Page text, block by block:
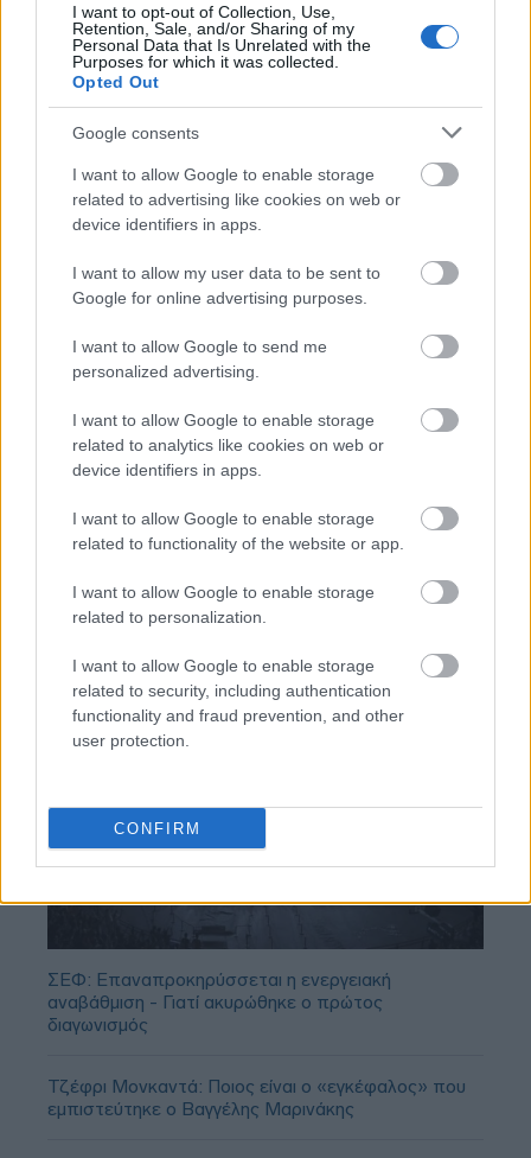
I want to opt-out of Collection, Use,
Retention, Sale, and/or Sharing of my
Personal Data that Is Unrelated with the
Purposes for which it was collected.
Opted Out
Google consents
I want to allow Google to enable storage
related to advertising like cookies on web or
device identifiers in apps.
I want to allow my user data to be sent to
Google for online advertising purposes.
I want to allow Google to send me
personalized advertising.
I want to allow Google to enable storage
related to analytics like cookies on web or
device identifiers in apps.
I want to allow Google to enable storage
related to functionality of the website or app.
I want to allow Google to enable storage
related to personalization.
I want to allow Google to enable storage
related to security, including authentication
functionality and fraud prevention, and other
user protection.
CONFIRM
ΣΥΡΙΖΑ μελετούν Ιστορία
Πυρόπληκτοι: Τι σημαίνουν τα «πράσινα»,
«κίτρινα» και «κόκκινα» σπίτια για τις
αποζημιώσεις
Ποια είναι η (κυβερνητική) λίστα με τα μεγάλα
χρονοδιαγράμματα
TAGS:
Κρατικές ενισχύσεις
Ευρωπαϊκή Επιτροπή (Κομισιόν)
BEST OF INTERNET
ΣΕΦ: Επαναπροκηρύσσεται η ενεργειακή
αναβάθμιση - Γιατί ακυρώθηκε ο πρώτος
διαγωνισμός
Τζέφρι Μονκαντά: Ποιος είναι ο «εγκέφαλος» που
εμπιστεύτηκε ο Βαγγέλης Μαρινάκης